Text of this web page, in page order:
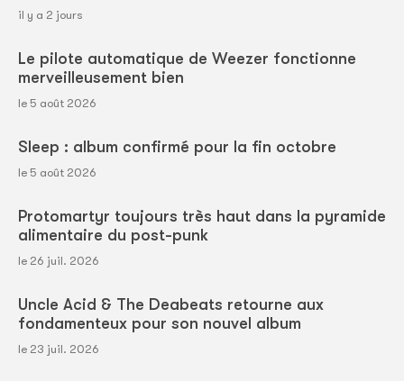
il y a 2 jours
Le pilote automatique de Weezer fonctionne
merveilleusement bien
le 5 août 2026
Sleep : album confirmé pour la fin octobre
le 5 août 2026
Protomartyr toujours très haut dans la pyramide
alimentaire du post-punk
le 26 juil. 2026
Uncle Acid & The Deabeats retourne aux
fondamenteux pour son nouvel album
le 23 juil. 2026